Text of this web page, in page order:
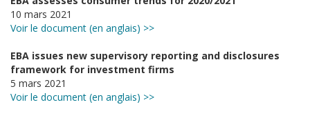
10 mars 2021
Voir le document (en anglais) >>
EBA issues new supervisory reporting and disclosures
framework for investment firms
5 mars 2021
Voir le document (en anglais) >>